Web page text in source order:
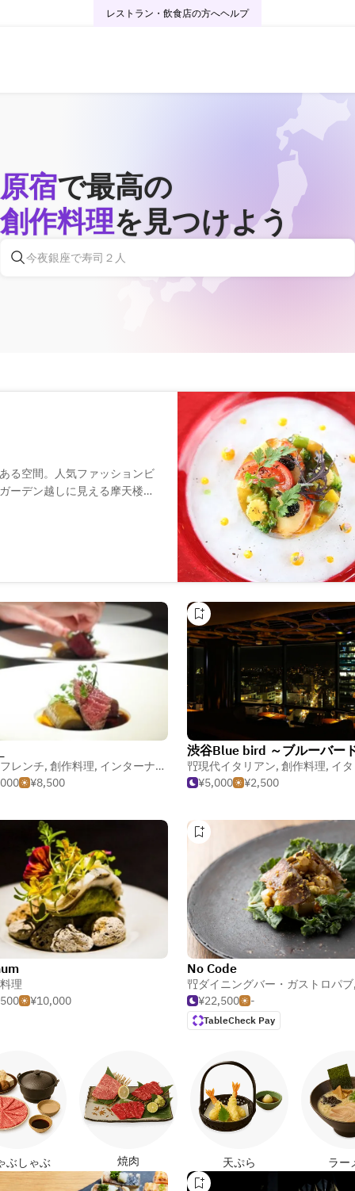
レストラン・飲食店の方へヘルプ
原宿で最高の
創作料理を見つけよう
る空間。人気ファッションビ
ーデン越しに見える摩天楼が
レンチ, 創作料理, インターナショナル・フュージョン
¥8,500
渋谷Blue bird ～ブルーバー
現代イタリアン, 創作料理, イタ
¥5,000
¥2,500
理
¥10,000
No Code
ダイニングバー・ガストロパブ
¥22,500
-
TableCheck Pay
ぶしゃぶ 焼肉 天ぷら ラー